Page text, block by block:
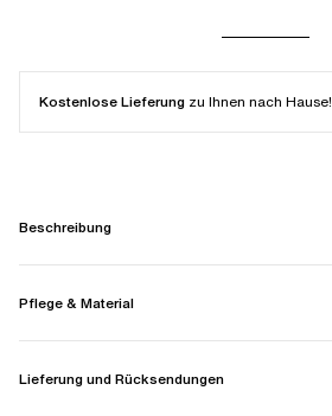
Kostenlose Lieferung zu Ihnen nach Hause!
Beschreibung
Pflege & Material
Lieferung und Rücksendungen